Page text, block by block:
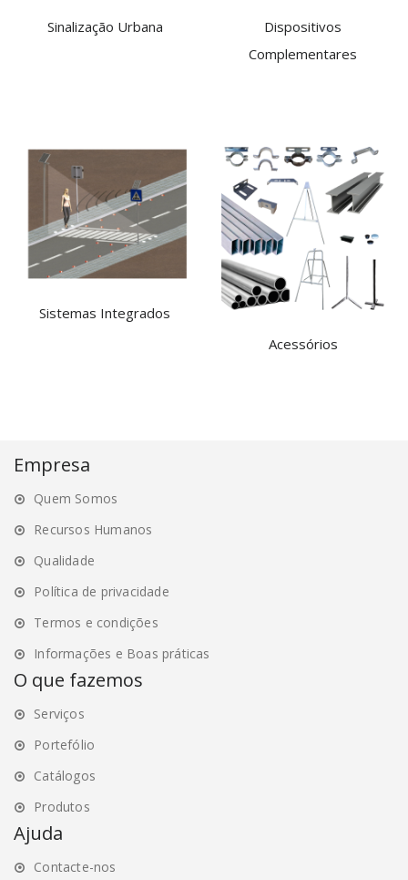
Sinalização Urbana
Dispositivos
Complementares
Sistemas Integrados
Acessórios
Empresa
Quem Somos
Recursos Humanos
Qualidade
Política de privacidade
Termos e condições
Informações e Boas práticas
O que fazemos
Serviços
Portefólio
Catálogos
Produtos
Ajuda
Contacte-nos